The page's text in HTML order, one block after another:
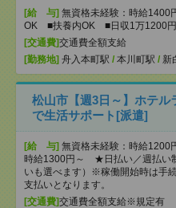
[給 与] 無資格未経験：時給
OK ■扶養内OK ■日収1万1200
[交通費]交通費全額支給
[勤務地] 舟入本町駅 / 本川町駅 / 新
松山市【週3日～】ホテル
で生活サポート[派遣]
[給 与] 無資格未経験：時給1200
時給1300円～ ★日払い／週払い
いも選べます）※稼働開始時は手
支払いとなります。
[交通費]交通費全額支給※規定有